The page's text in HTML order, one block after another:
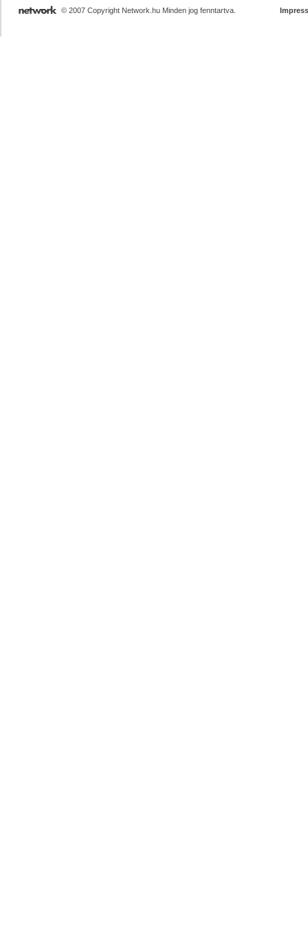
© 2007 Copyright Network.hu Minden jog fenntartva.